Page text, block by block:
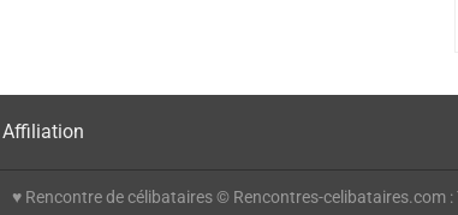
Affiliation
♥ Rencontre de célibataires © Rencontres-celibataires.com